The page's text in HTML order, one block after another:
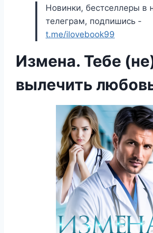
Новинки, бестселлеры в
телеграм, подпишись -
t.me/ilovebook99
Измена. Тебе
вылечить